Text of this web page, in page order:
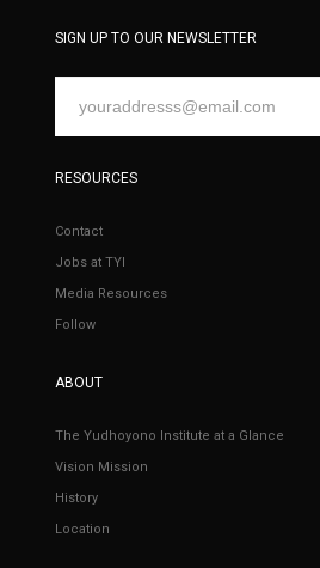
SIGN UP TO OUR NEWSLETTER
RESOURCES
Contact
Jobs at TYI
Media Resources
Follow
ABOUT
The Yudhoyono Institute at a Glance
Vision Mission
History
Location